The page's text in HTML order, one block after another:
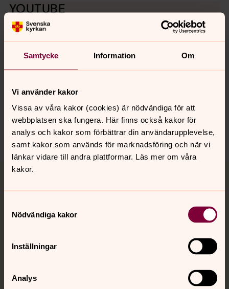
Samtycke Information Om
Vi använder kakor
Vissa av våra kakor (cookies) är nödvändiga för att
webbplatsen ska fungera. Här finns också kakor för
analys och kakor som förbättrar din användarupplevelse,
samt kakor som används för marknadsföring och när vi
länkar vidare till andra plattformar. Läs mer om våra
kakor.
Nödvändiga kakor
Inställningar
Analys
YOUTUBE
Följ Svenska kyrkan Norra Ölands kanal genom att
prenumerera på nya filmer.
Synpunkter eller frågor på sidans
innehåll?
norra.oland.pastorat@svenskakyrkan.se
Dela
Tillbaka till toppen
Tillbaka till innehållet
Kontakt